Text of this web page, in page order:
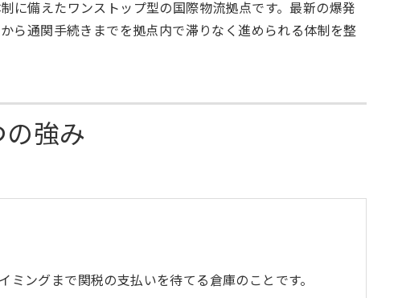
に備えたワンストップ型の国際物流拠点です。最新の爆発
ら通関手続きまでを拠点内で滞りなく進められる体制を整
強み
ングまで関税の支払いを待てる倉庫のことです。